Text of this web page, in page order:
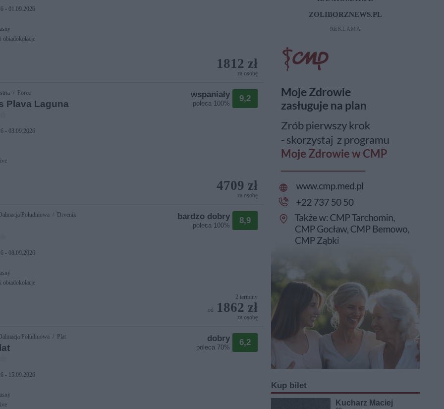
- 01.09.2026
obiadokolacje
1812 zł
za osobę
/ Porec
Plava Laguna
- 03.09.2026
wspaniały
poleca 100%
9,2
4709 zł
za osobę
Południowa / Drvenik
- 08.09.2026
obiadokolacje
bardzo dobry
poleca 100%
8,9
2 terminy
od
1862 zł
za osobę
Południowa / Plat
- 15.09.2026
dobry
poleca 70%
6,2
ZOLIBORZNEWS.PL
REKLAMA
Kup bilet
Kucharz Maciej